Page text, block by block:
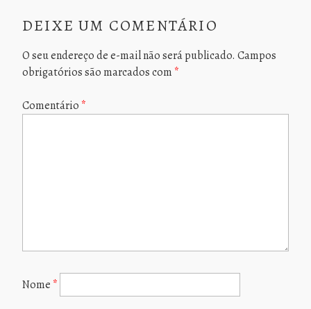
DEIXE UM COMENTÁRIO
O seu endereço de e-mail não será publicado. Campos
obrigatórios são marcados com *
Comentário *
Nome *